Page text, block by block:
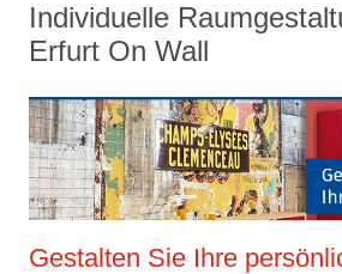
Individuelle
Erfurt On Wall
Gestalten Sie Ihre